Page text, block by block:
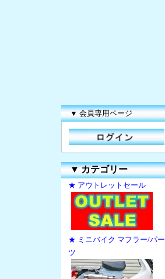
▼ 会員専用ページ
▼カテゴリー
★ アウトレットセール
★ ミニバイク マフラー/パー
ツ